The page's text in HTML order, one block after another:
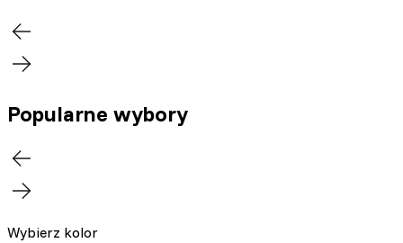
Popularne wybory
Wybierz kolor